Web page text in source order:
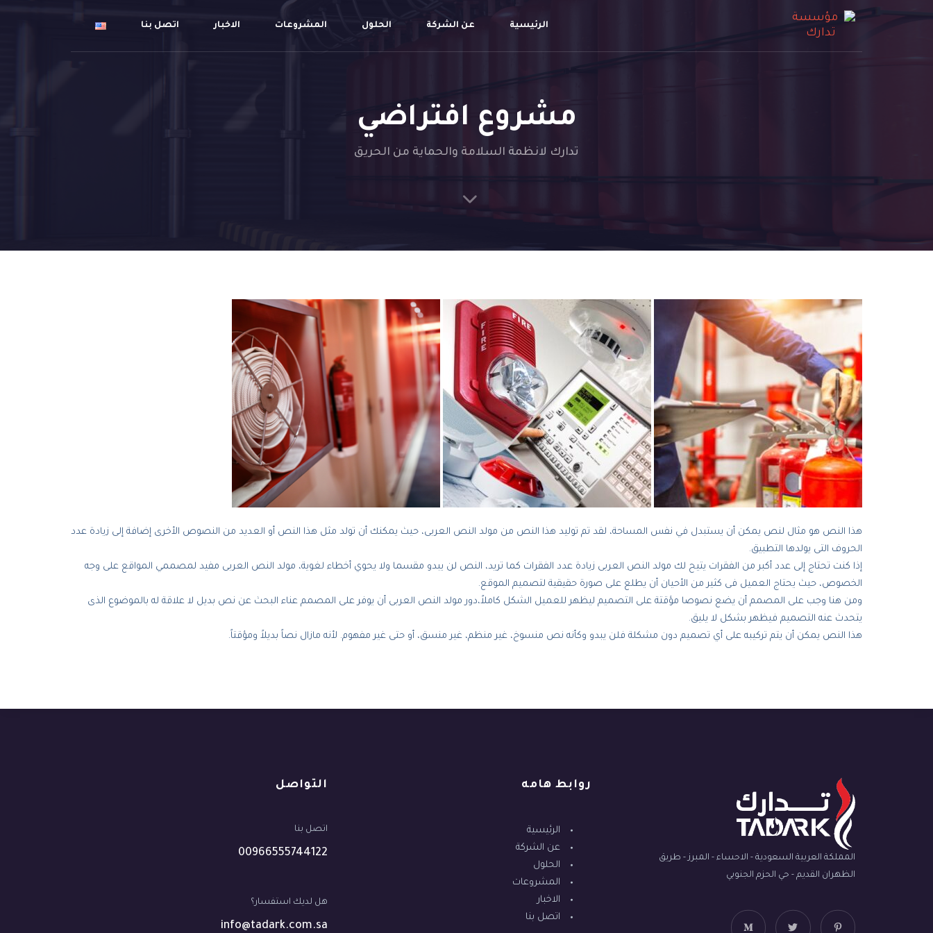
الرئيسية عن الشركة الحلول المشروعات الاخبار اتصل بنا
مشروع افتراضي
تدارك لانظمة السلامة والحماية من الحريق
هذا النص هو مثال لنص يمكن أن يستبدل في نفس المساحة، لقد تم توليد هذا النص من مولد النص العربى، حيث يمكنك أن تولد مثل هذا النص أو العديد من النصوص الأخرى إضافة إلى زيادة عدد
الحروف التى يولدها التطبيق.
إذا كنت تحتاج إلى عدد أكبر من الفقرات يتيح لك مولد النص العربى زيادة عدد الفقرات كما تريد، النص لن يبدو مقسما ولا يحوي أخطاء لغوية، مولد النص العربى مفيد لمصممي المواقع على وجه
الخصوص، حيث يحتاج العميل فى كثير من الأحيان أن يطلع على صورة حقيقية لتصميم الموقع.
ومن هنا وجب على المصمم أن يضع نصوصا مؤقتة على التصميم ليظهر للعميل الشكل كاملاً،دور مولد النص العربى أن يوفر على المصمم عناء البحث عن نص بديل لا علاقة له بالموضوع الذى
يتحدث عنه التصميم فيظهر بشكل لا يليق.
هذا النص يمكن أن يتم تركيبه على أي تصميم دون مشكلة فلن يبدو وكأنه نص منسوخ، غير منظم، غير منسق، أو حتى غير مفهوم. لأنه مازال نصاً بديلاً ومؤقتاً.
المملكة العربية السعودية - الاحساء - المبرز - طريق
الظهران القديم - حي الحزم الجنوبي
روابط هامه
الرئيسية
عن الشركة
الحلول
المشروعات
الاخبار
اتصل بنا
التواصل
اتصل بنا
00966555744122
هل لديك استفسار؟
info@tadark.com.sa